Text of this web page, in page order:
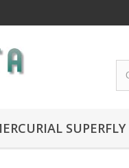
SUPERFLY